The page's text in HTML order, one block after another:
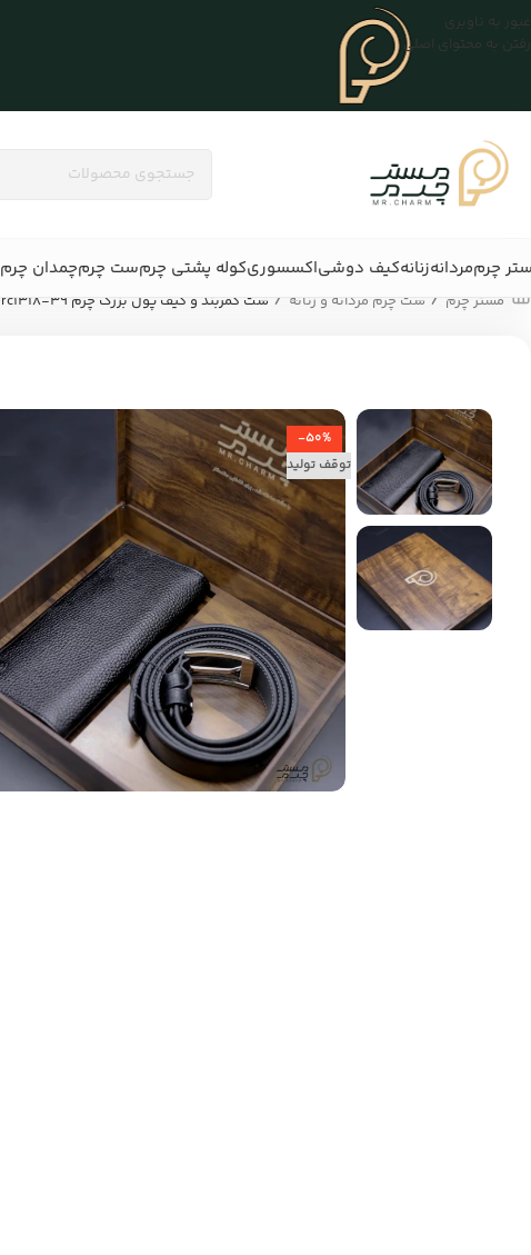
عبور به ناوبری
رفتن به محتوای اصلی
چرممردانهزنانهکیف دوشیاکسسوریکوله پشتی چرمست چرمچمدان چرم
مستر چرم / ست چرم مردانه و زنانه / ست کمربند و کیف پول بزرگ چرم mrc1318-39
-50%
توقف تولید